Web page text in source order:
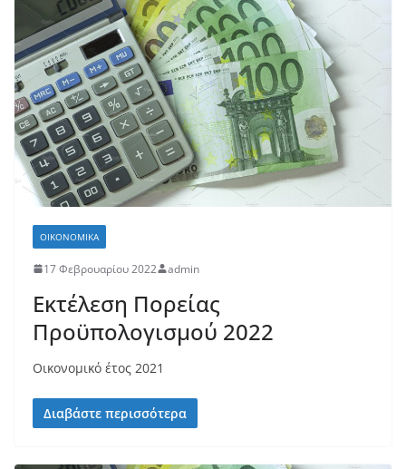
ΟΙΚΟΝΟΜΙΚΆ
17 Φεβρουαρίου 2022 admin
Εκτέλεση Πορείας
Προϋπολογισμού 2022
Οικονομικό έτος 2021
Διαβάστε περισσότερα